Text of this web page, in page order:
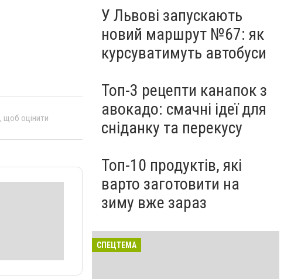
, щоб оцінити
У Львові запускають
новий маршрут №67: як
курсуватимуть автобуси
Топ-3 рецепти канапок з
авокадо: смачні ідеї для
сніданку та перекусу
Топ-10 продуктів, які
варто заготовити на
зиму вже зараз
СПЕЦТЕМА